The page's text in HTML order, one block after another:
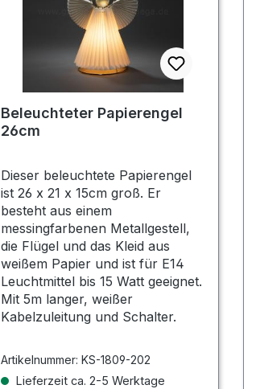
Beleuchteter Papierengel
26cm
Dieser beleuchtete Papierengel
ist 26 x 21 x 15cm groß. Er
besteht aus einem
messingfarbenen Metallgestell,
die Flügel und das Kleid aus
weißem Papier und ist für E14
Leuchtmittel bis 15 Watt geeignet.
Mit 5m langer, weißer
Kabelzuleitung und Schalter.
Artikelnummer: KS-1809-202
Lieferzeit ca. 2-5 Werktage